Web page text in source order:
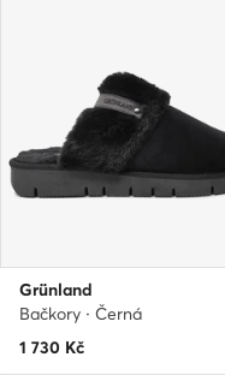
Grünland
Bačkory · Černá
1 730 Kč